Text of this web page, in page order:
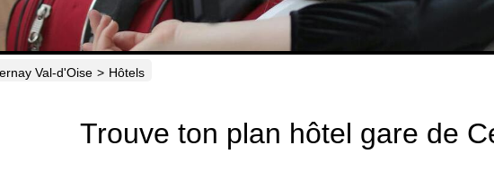
Val-d'Oise > Hôtels
Trouve ton plan hôtel gare de